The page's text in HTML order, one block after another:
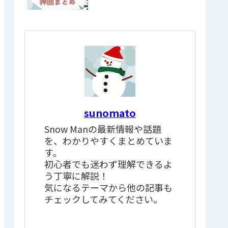
sunomato
Snow Manの最新情報や話題
を、わかりやすくまとめていま
す。
初心者でも迷わず理解できるよ
う丁寧に解説！
気になるテーマから他の記事も
チェックしてみてください。